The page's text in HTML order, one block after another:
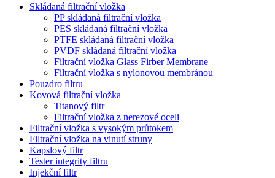
Skládaná filtrační vložka
PP skládaná filtrační vložka
PES skládaná filtrační vložka
PTFE skládaná filtrační vložka
PVDF skládaná filtrační vložka
Filtrační vložka Glass Firber Membrane
Filtrační vložka s nylonovou membránou
Pouzdro filtru
Kovová filtrační vložka
Titanový filtr
Filtrační vložka z nerezové oceli
Filtrační vložka s vysokým průtokem
Filtrační vložka na vinutí struny
Kapslový filtr
Tester integrity filtru
Injekční filtr